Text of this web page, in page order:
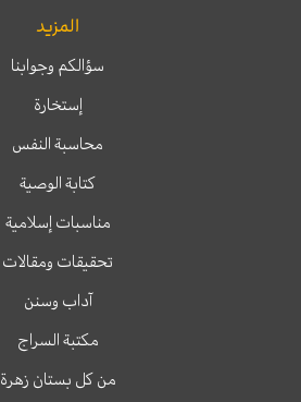
المزيد
سؤالكم وجوابنا
إستخارة
محاسبة النفس
كتابة الوصية
مناسبات إسلامية
تحقيقات ومقالات
آداب وسنن
مكتبة السراج
من كل بستان زهرة